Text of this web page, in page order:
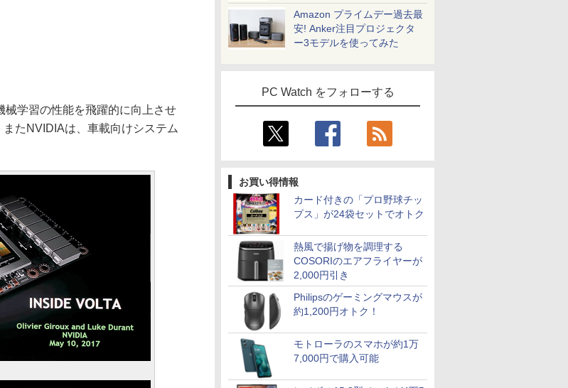
Amazon プライムデー過去最
安! Anker注目プロジェクタ
ー3モデルを使ってみた
PC Watch をフォローする
お買い得情報
カード付きの「プロ野球チッ
プス」が24袋セットでオトク
熱風で揚げ物を調理する
COSORIのエアフライヤーが
2,000円引き
Philipsのゲーミングマウスが
約1,200円オトク！
モトローラのスマホが約1万
7,000円で購入可能
学習の性能を飛躍的に向上させ
たNVIDIAは、車載向けシステム